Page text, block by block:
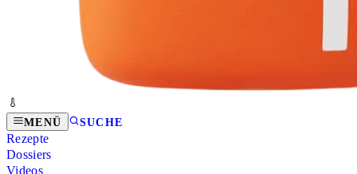
MENÜ SUCHE
Rezepte
Dossiers
Videos